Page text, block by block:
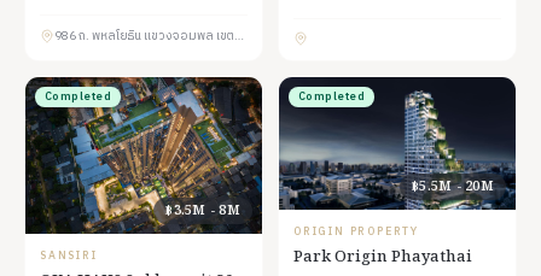
986 ถ. พหลโยธิน แขวงจอมพล เขตจตุจักร กรุงเทพมหานคร 10900
Completed
฿3.5M - 8M
SANSIRI
Completed
฿5.5M - 20M
ORIGIN PROPERTY
Park Origin Phayathai